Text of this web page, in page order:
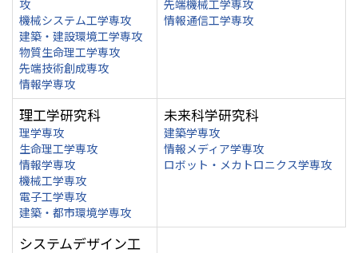
攻
機械システム工学専攻
建築・建設環境工学専攻
物質生命理工学専攻
先端技術創成専攻
情報学専攻
先端機械工学専攻
情報通信工学専攻
理工学研究科
理学専攻
生命理工学専攻
情報学専攻
機械工学専攻
電子工学専攻
建築・都市環境学専攻
未来科学研究科
建築学専攻
情報メディア学専攻
ロボット・メカトロニクス学専攻
システムデザイン工